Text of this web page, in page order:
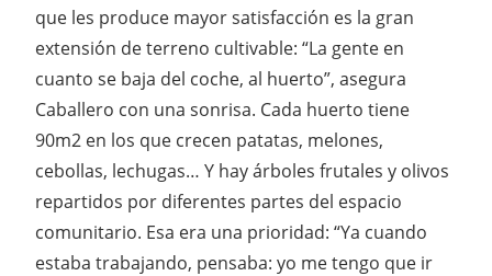
que les produce mayor satisfacción es la gran
extensión de terreno cultivable: “La gente en
cuanto se baja del coche, al huerto”, asegura
Caballero con una sonrisa. Cada huerto tiene
90m2 en los que crecen patatas, melones,
cebollas, lechugas… Y hay árboles frutales y olivos
repartidos por diferentes partes del espacio
comunitario. Esa era una prioridad: “Ya cuando
estaba trabajando, pensaba: yo me tengo que ir